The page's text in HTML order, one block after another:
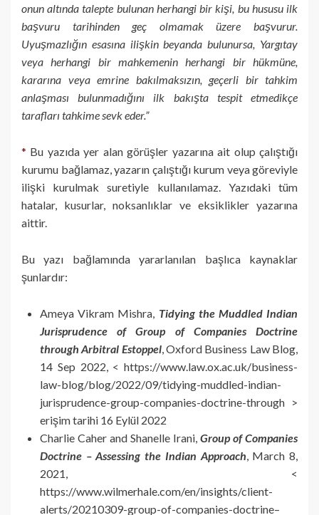
onun altında talepte bulunan herhangi bir kişi, bu hususu ilk
başvuru tarihinden geç olmamak üzere başvurur.
Uyuşmazlığın esasına ilişkin beyanda bulunursa, Yargıtay
veya herhangi bir mahkemenin herhangi bir hükmüne,
kararına veya emrine bakılmaksızın, geçerli bir tahkim
anlaşması bulunmadığını ilk bakışta tespit etmedikçe
tarafları tahkime sevk eder.”
* Bu yazıda yer alan görüşler yazarına ait olup çalıştığı
kurumu bağlamaz, yazarın çalıştığı kurum veya göreviyle
ilişki kurulmak suretiyle kullanılamaz. Yazıdaki tüm
hatalar, kusurlar, noksanlıklar ve eksiklikler yazarına
aittir.
Bu yazı bağlamında yararlanılan başlıca kaynaklar
şunlardır:
Ameya Vikram Mishra, Tidying the Muddled Indian
Jurisprudence of Group of Companies Doctrine
through Arbitral Estoppel, Oxford Business Law Blog,
14 Sep 2022, < https://www.law.ox.ac.uk/business-
law-blog/blog/2022/09/tidying-muddled-indian-
jurisprudence-group-companies-doctrine-through >
erişim tarihi 16 Eylül 2022
Charlie Caher and Shanelle Irani, Group of Companies
Doctrine – Assessing the Indian Approach , March 8,
2021, <
https://www.wilmerhale.com/en/insights/client-
alerts/20210309-group-of-companies-doctrine–